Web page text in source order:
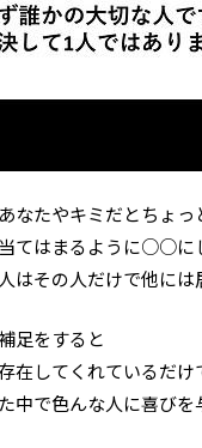
たやキミだとちょっ
てはまるように○○に
その人だけで他には
足をすると
してくれているだけ
中で色んな人に喜びを